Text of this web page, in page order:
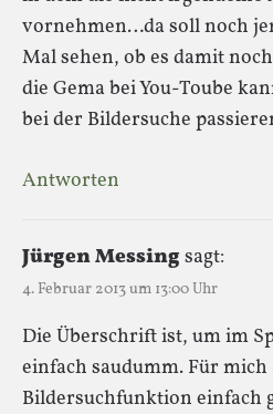
vornehmen…da soll noch
Mal sehen, ob es damit
die Gema bei You-Toube
bei der Bildersuche
Antworten
Jürgen Messingsagt:
4. Februar 2013 um 13:00 Uhr
Die Überschrift ist, um im
einfach saudumm. Für
Bildersuchfunktion einfach